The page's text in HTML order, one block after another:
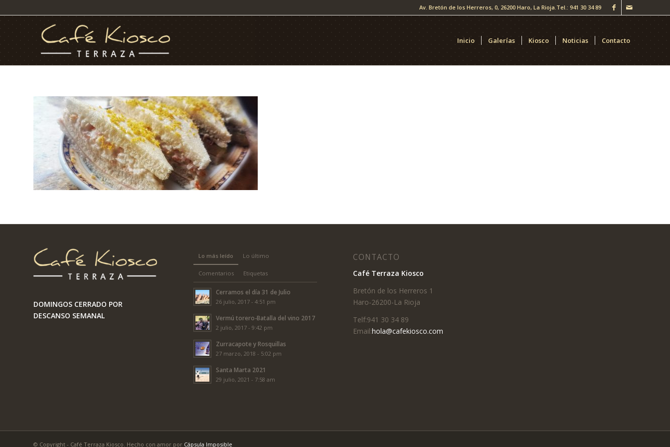
Av. Bretón de los Herreros, 0, 26200 Haro, La Rioja.Tel.: 941 30 34 89
Inicio Galerías Kiosco Noticias Contacto
DOMINGOS CERRADO POR
DESCANSO SEMANAL
Lo más leído Lo último
Comentarios Etiquetas
Cerramos el día 31 de Julio
26 julio, 2017 - 4:51 pm
Vermú torero-Batalla del vino 2017
2 julio, 2017 - 9:42 pm
Zurracapote y Rosquillas
27 marzo, 2018 - 5:02 pm
Santa Marta 2021
29 julio, 2021 - 7:58 am
CONTACTO
Café Terraza Kiosco
Bretón de los Herreros 1
Haro-26200-La Rioja
Telf:941 30 34 89
Email:hola@cafekiosco.com
© Copyright - Café Terraza Kiosco. Hecho con amor por Cápsula Imposible